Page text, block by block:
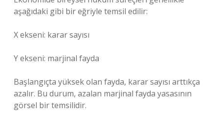
aşağıdaki gibi bir eğriyle temsil edilir:
X ekseni: karar sayısı
Y ekseni: marjinal fayda
Başlangıçta yüksek olan fayda, karar sayısı arttıkça
azalır. Bu durum, azalan marjinal fayda yasasının
görsel bir temsilidir.